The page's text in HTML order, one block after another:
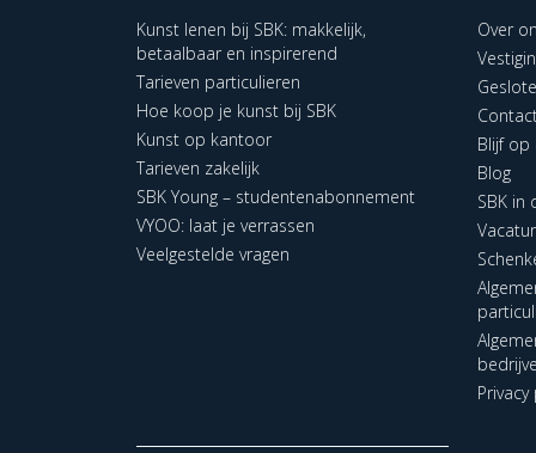
Kunst lenen bij SBK: makkelijk,
betaalbaar en inspirerend
Tarieven particulieren
Hoe koop je kunst bij SBK
Kunst op kantoor
Tarieven zakelijk
SBK Young – studentenabonnement
VYOO: laat je verrassen
Veelgestelde vragen
Over
Blijf op
Blog
SBK in